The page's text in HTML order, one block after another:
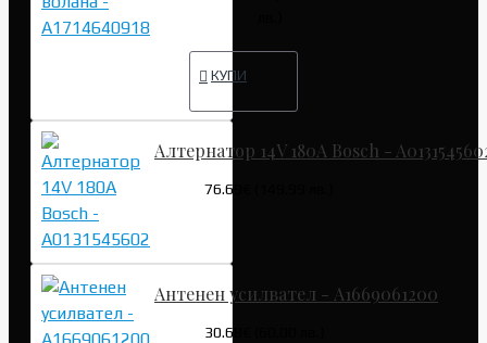
КУПИ
Алтернатор 14V 180A Bosch -
76.69€ (149.99 лв.)
Антенен усилвател - A1669061200
30.68€ (60.00 лв.)